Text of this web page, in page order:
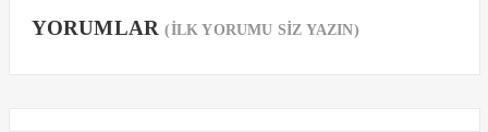
YORUMLAR(İLK YORUMU SİZ YAZIN)